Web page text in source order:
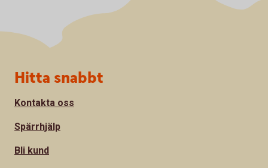
Sidfot
Hitta snabbt
Kontakta oss
Spärrhjälp
Bli kund